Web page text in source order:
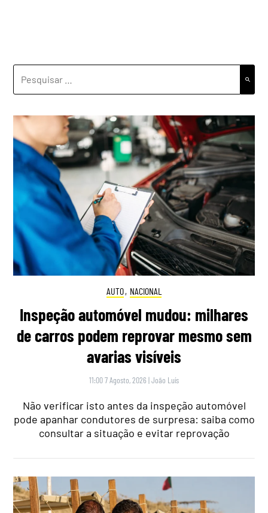
POR:
AUTO, NACIONAL
Inspeção automóvel mudou: milhares
de carros podem reprovar mesmo sem
avarias visíveis
11:00 7 Agosto, 2026 |João Luís
Não verificar isto antes da inspeção automóvel
pode apanhar condutores de surpresa: saiba como
consultar a situação e evitar reprovação